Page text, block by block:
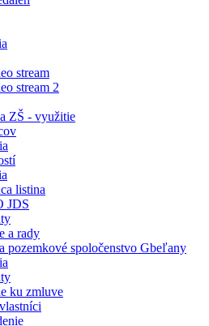
stream
stream 2
ZŠ - využitie
listina
JDS
a rady
pozemkové spoločenstvo Gbeľany
ku zmluve